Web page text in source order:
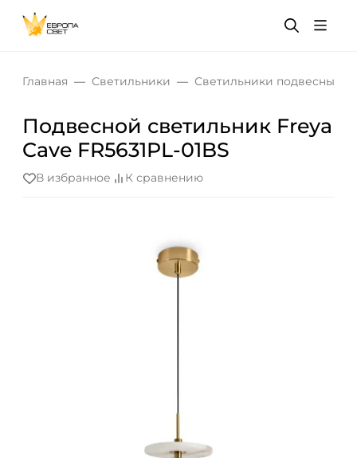
Главная Светильники Светильники подвесные
Подвесной светильник Freya
Cave FR5631PL-01BS
В избранное К сравнению